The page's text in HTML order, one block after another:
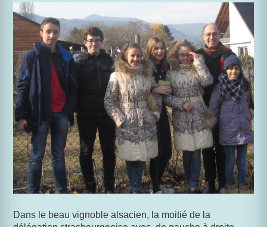
Dans le beau vignoble alsacien, la moitié de la